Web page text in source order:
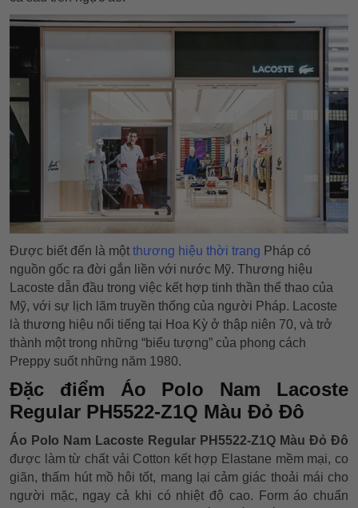
Được biết đến là một thương hiệu thời trang Pháp có
nguồn gốc ra đời gắn liền với nước Mỹ. Thương hiệu
Lacoste dẫn đầu trong việc kết hợp tinh thần thể thao của
Mỹ, với sự lịch lãm truyền thống của người Pháp. Lacoste
là thương hiệu nổi tiếng tại Hoa Kỳ ở thập niên 70, và trở
thành một trong những “biểu tượng” của phong cách
Preppy suốt những năm 1980.
Đặc điểm Áo Polo Nam Lacoste
Regular PH5522-Z1Q Màu Đỏ Đô
Áo Polo Nam Lacoste Regular PH5522-Z1Q Màu Đỏ Đô
được làm từ chất vải Cotton kết hợp Elastane mềm mại, co
giãn, thấm hút mồ hôi tốt, mang lại cảm giác thoải mái cho
người mặc, ngay cả khi có nhiệt độ cao. Form áo chuẩn